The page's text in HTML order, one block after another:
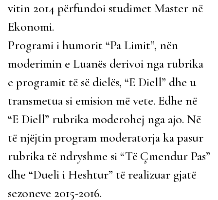
vitin 2014 përfundoi studimet Master në
Ekonomi.
Programi i humorit “Pa Limit”, nën
moderimin e Luanës derivoi nga rubrika
e programit të së dielës, “E Diell” dhe u
transmetua si emision më vete. Edhe në
“E Diell” rubrika moderohej nga ajo. Në
të njëjtin program moderatorja ka pasur
rubrika të ndryshme si “Të Çmendur Pas”
dhe “Dueli i Heshtur” të realizuar gjatë
sezoneve 2015-2016.